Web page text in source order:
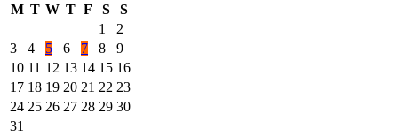
M T W T F S
S
1
2
3
4 5 6 7 8
9
10 11 12 13 14 15 16
17 18 19 20 21 22 23
24 25 26 27 28 29 30
31